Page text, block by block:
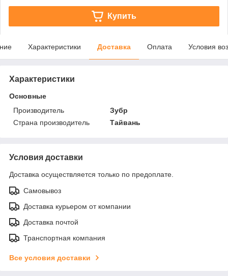
Купить
Характеристики Доставка Оплата Условия
Характеристики
Основные
Производитель
Зубр
Страна производитель
Тайвань
Условия доставки
Доставка осуществляется только по предоплате.
Самовывоз
Доставка курьером от компании
Доставка почтой
Транспортная компания
Все условия доставки